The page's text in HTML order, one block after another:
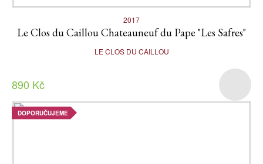
2017
Le Clos du Caillou Chateauneuf du Pape "Les Safres"
LE CLOS DU CAILLOU
890 Kč
DOPORUČUJEME